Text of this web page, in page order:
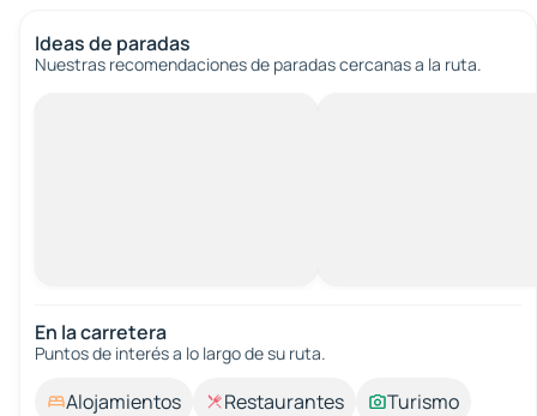
Ideas de paradas
Nuestras recomendaciones de paradas cercanas a la ruta.
En la carretera
Puntos de interés a lo largo de su ruta.
Alojamientos Restaurantes
Turismo